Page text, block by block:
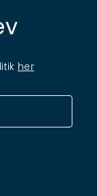
her